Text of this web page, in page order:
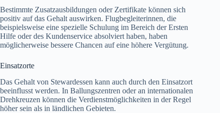
Bestimmte Zusatzausbildungen oder Zertifikate können sich
positiv auf das Gehalt auswirken. Flugbegleiterinnen, die
beispielsweise eine spezielle Schulung im Bereich der Ersten
Hilfe oder des Kundenservice absolviert haben, haben
möglicherweise bessere Chancen auf eine höhere Vergütung.
Einsatzorte
Das Gehalt von Stewardessen kann auch durch den Einsatzort
beeinflusst werden. In Ballungszentren oder an internationalen
Drehkreuzen können die Verdienstmöglichkeiten in der Regel
höher sein als in ländlichen Gebieten.